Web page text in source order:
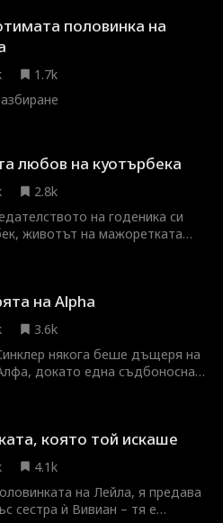
половинка на
1.7k
любов на куотърбека
2.8k
на годеника си
животът на мажоретката
предизвикателства, докато
ѝ, капитанката на мажоретките
на Камерън заговорничат да
на Alpha
3.6k
някога беше дъщеря на
докато една съдбоносна
цял живот, докато не разбира,
зад убийството на баща ѝ.
едно нещо - отмъщение.
е болезнено, когато
в дъщерята на врага си.
която той искаше
4.1k
на Лейла, я предава
сестра ѝ Вивиан – тя е